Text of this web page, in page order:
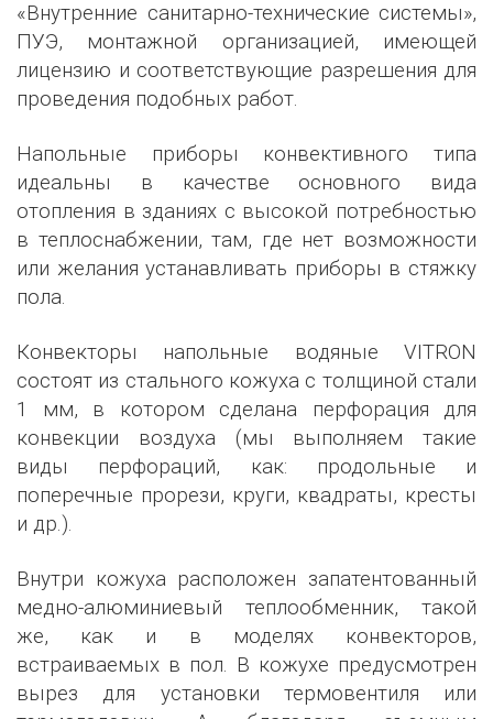
«Внутренние санитарно-технические системы»,
ПУЭ, монтажной организацией, имеющей
лицензию и соответствующие разрешения для
проведения подобных работ.
Напольные приборы конвективного типа
идеальны в качестве основного вида
отопления в зданиях с высокой потребностью
в теплоснабжении, там, где нет возможности
или желания устанавливать приборы в стяжку
пола.
Конвекторы напольные водяные VITRON
состоят из стального кожуха с толщиной стали
1 мм, в котором сделана перфорация для
конвекции воздуха (мы выполняем такие
виды перфораций, как: продольные и
поперечные прорези, круги, квадраты, кресты
и др.).
Внутри кожуха расположен запатентованный
медно-алюминиевый теплообменник, такой
же, как и в моделях конвекторов,
встраиваемых в пол. В кожухе предусмотрен
вырез для установки термовентиля или